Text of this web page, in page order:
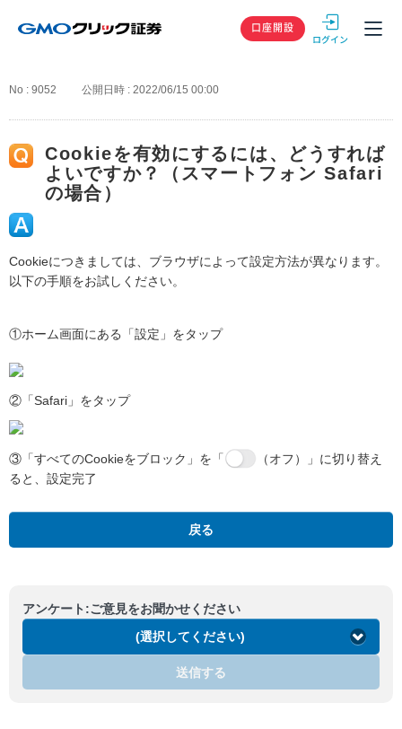
GMOクリック
口座開設
No : 9052 公開日時 : 2022/06/15 00:00
Cookieを有効にするには、どうすれば
よいですか？（スマートフォン Safari
の場合）
Cookieにつきましては、ブラウザによって設定方法が異なります。
以下の手順をお試しください。
①ホーム画面にある「設定」をタップ
②「Safari」をタップ
③「すべてのCookieをブロック」を「
（オフ）」に切り替え
ると、設定完了
戻る
アンケート:ご意見をお聞かせください
(選択してください)
送信する